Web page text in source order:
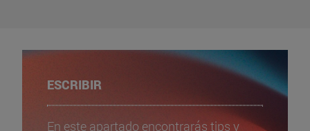
ESCRIBIR
En este apartado encontrarás tips y